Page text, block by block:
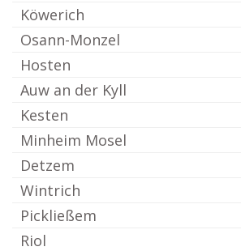
Köwerich
Osann-Monzel
Hosten
Auw an der Kyll
Kesten
Minheim Mosel
Detzem
Wintrich
Pickließem
Riol